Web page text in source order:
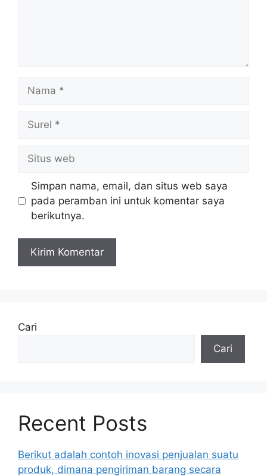
web
Simpan nama, email, dan situs web saya
pada peramban ini untuk komentar saya
berikutnya.
Cari
Cari
Recent Posts
Berikut adalah contoh inovasi penjualan suatu
produk, dimana pengiriman barang secara